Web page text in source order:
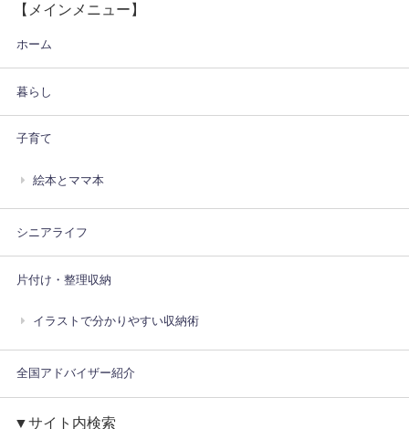
【メインメニュー】
ホーム
暮らし
子育て
絵本とママ本
シニアライフ
片付け・整理収納
イラストで分かりやすい収納術
全国アドバイザー紹介
▼サイト内検索